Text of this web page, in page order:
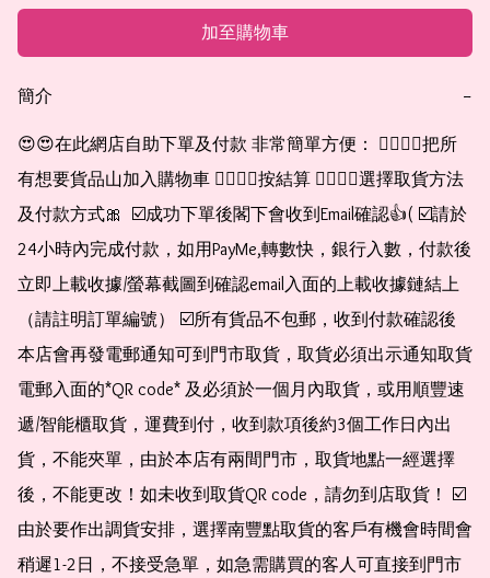
加至購物車
簡介 −
😍😍在此網店自助下單及付款 非常簡單方便： 👉🏻👉🏻把所
有想要貨品山加入購物車 👉🏻👉🏻按結算 👉🏻👉🏻選擇取貨方法
及付款方式🎀  ☑️成功下單後閣下會收到Email確認👍( ☑️請於
24小時內完成付款，如用PayMe,轉數快，銀行入數，付款後
立即上載收據/螢幕截圖到確認email入面的上載收據鏈結上
（請註明訂單編號） ☑️所有貨品不包郵，收到付款確認後
本店會再發電郵通知可到門市取貨，取貨必須出示通知取貨
電郵入面的*QR code* 及必須於一個月內取貨，或用順豐速
遞/智能櫃取貨，運費到付，收到款項後約3個工作日內出
貨，不能夾單，由於本店有兩間門市，取貨地點一經選擇
後，不能更改！如未收到取貨QR code，請勿到店取貨！ ☑️
由於要作出調貨安排，選擇南豐點取貨的客戶有機會時間會
稍遲1-2日，不接受急單，如急需購買的客人可直接到門市